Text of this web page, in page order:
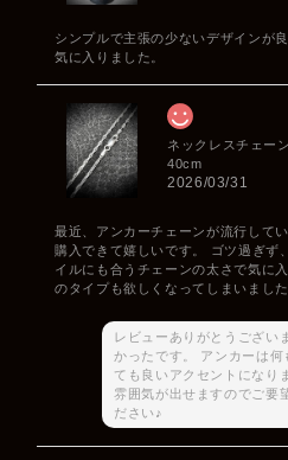
シンプルで主張の少ないデザインが
気に入りました。
40cm
2026/03/31
最近、アンカーチェーンが流行して
購入できて嬉しいです。 ゴツ過ぎず
イルにも合うチェーンの太さで気に
のタイプも欲しくなってしまいました
レビューありがとうござい
かったです。 アンカーは何
ても良いアクセントになり
雰囲気が出せますのでご要
ださい♪